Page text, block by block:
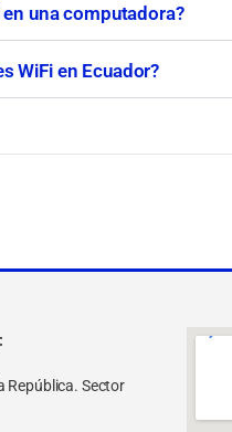
una computadora?
WiFi en Ecuador?
República. Sector